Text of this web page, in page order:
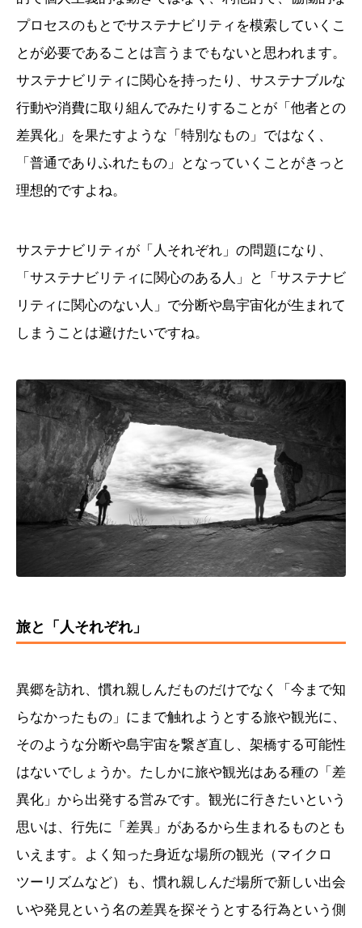
プロセスのもとでサステナビリティを模索していくこ
とが必要であることは言うまでもないと思われます。
サステナビリティに関心を持ったり、サステナブルな
行動や消費に取り組んでみたりすることが「他者との
差異化」を果たすような「特別なもの」ではなく、
「普通でありふれたもの」となっていくことがきっと
理想的ですよね。
サステナビリティが「人それぞれ」の問題になり、
「サステナビリティに関心のある人」と「サステナビ
リティに関心のない人」で分断や島宇宙化が生まれて
しまうことは避けたいですね。
旅と「人それぞれ」
異郷を訪れ、慣れ親しんだものだけでなく「今まで知
らなかったもの」にまで触れようとする旅や観光に、
そのような分断や島宇宙を繋ぎ直し、架橋する可能性
はないでしょうか。たしかに旅や観光はある種の「差
異化」から出発する営みです。観光に行きたいという
思いは、行先に「差異」があるから生まれるものとも
いえます。よく知った身近な場所の観光（マイクロ
ツーリズムなど）も、慣れ親しんだ場所で新しい出会
いや発見という名の差異を探そうとする行為という側